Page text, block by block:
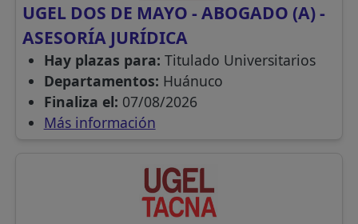
UGEL DOS DE MAYO - ABOGADO (A) -
ASESORÍA JURÍDICA
Hay plazas para: Titulado Universitarios
Departamentos: Huánuco
Finaliza el: 07/08/2026
Más información